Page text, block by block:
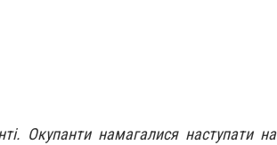
Окупанти намагалися наступати на